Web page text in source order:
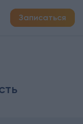
Ангелы зрения!
Записаться